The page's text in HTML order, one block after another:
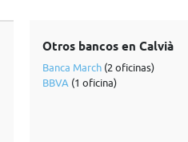
Otros bancos en Calvià
Banca March(2 oficinas)
BBVA (1 oficina)